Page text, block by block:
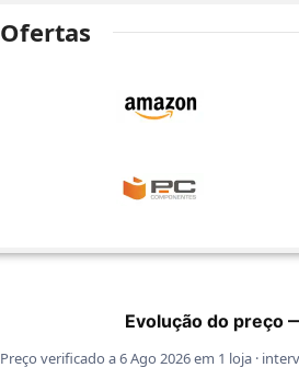
Ofertas
Evolução do preço
Preço verificado a 6 Ago 2026 em 1 loja ·